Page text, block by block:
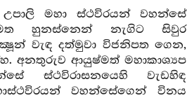
මහා ස්ථවිරයන් වහන්සේ
හුනස්නෙන් නැගිට සිවුර
වැඳ දත්මුවා විජනිපත ගෙන,
අනතුරුව ආයුෂ්මත් මහාකාශ්‍යප
ස්ථවිරාසනයෙහි වැඩහිඳ
වහන්සේගෙන් විනය